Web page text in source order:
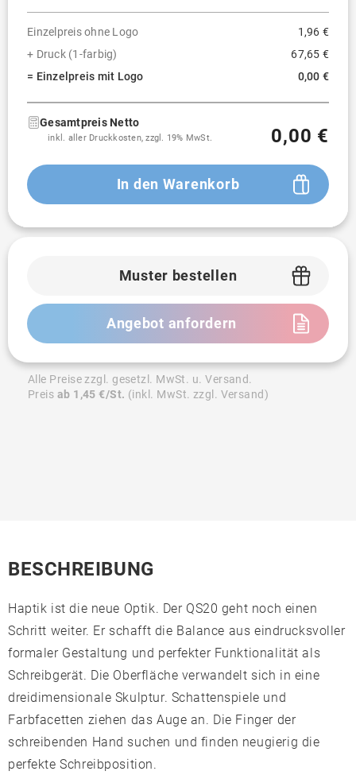
Einzelpreis ohne Logo
1,96 €
+ Druck (1-farbig)
67,65 €
= Einzelpreis mit Logo
0,00 €
Gesamtpreis Netto
inkl. aller Druckkosten, zzgl. 19% MwSt. 0,00 €
In den Warenkorb
Muster bestellen
Angebot anfordern
Alle Preise zzgl. gesetzl. MwSt. u. Versand.
Preis ab 1,45 €/St. (inkl. MwSt. zzgl. Versand)
BESCHREIBUNG
Haptik ist die neue Optik. Der QS20 geht noch einen
Schritt weiter. Er schafft die Balance aus eindrucksvoller
formaler Gestaltung und perfekter Funktionalität als
Schreibgerät. Die Oberfläche verwandelt sich in eine
dreidimensionale Skulptur. Schattenspiele und
Farbfacetten ziehen das Auge an. Die Finger der
schreibenden Hand suchen und finden neugierig die
perfekte Schreibposition.